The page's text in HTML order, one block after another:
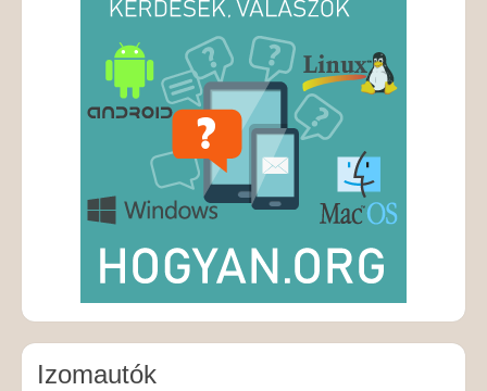
Izomautók